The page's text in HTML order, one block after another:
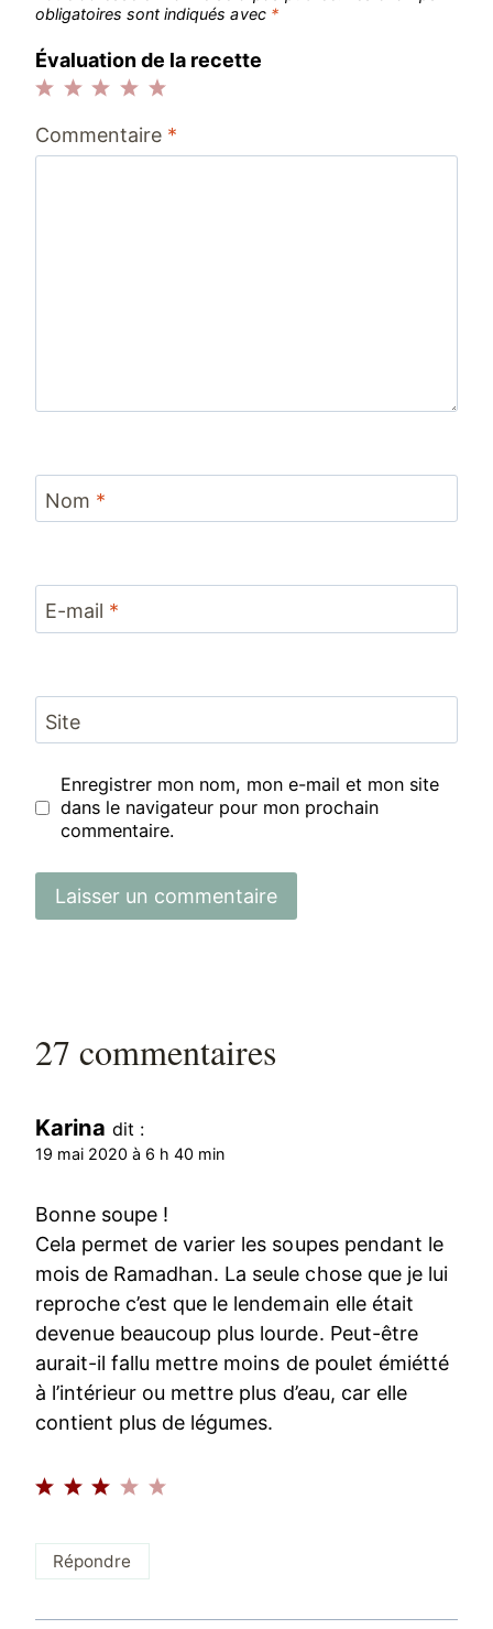
obligatoires sont indiqués avec *
Évaluation de la recette
étoiles
étoiles
étoiles
étoiles
étoile
Commentaire *
Nom *
E-mail *
Site
Enregistrer mon nom, mon e-mail et mon site
dans le navigateur pour mon prochain
commentaire.
27 commentaires
Karina dit :
19 mai 2020 à 6 h 40 min
Bonne soupe !
Cela permet de varier les soupes pendant le
mois de Ramadhan. La seule chose que je lui
reproche c’est que le lendemain elle était
devenue beaucoup plus lourde. Peut-être
aurait-il fallu mettre moins de poulet émiétté
à l’intérieur ou mettre plus d’eau, car elle
contient plus de légumes.
Répondre